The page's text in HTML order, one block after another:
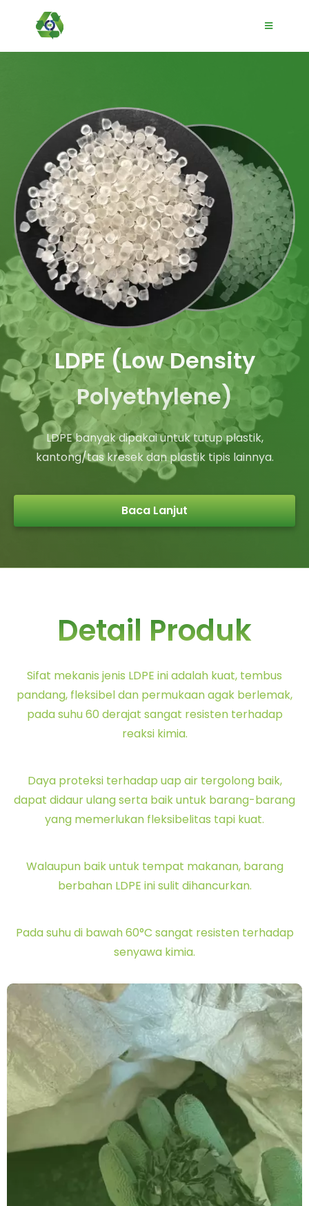
LDPE (Low Density
Polyethylene)
LDPE banyak dipakai untuk tutup plastik,
kantong/tas kresek dan plastik tipis lainnya.
Baca Lanjut
Detail Produk
Sifat mekanis jenis LDPE ini adalah kuat, tembus
pandang, fleksibel dan permukaan agak berlemak,
pada suhu 60 derajat sangat resisten terhadap
reaksi kimia.
Daya proteksi terhadap uap air tergolong baik,
dapat didaur ulang serta baik untuk barang-barang
yang memerlukan fleksibelitas tapi kuat.
Walaupun baik untuk tempat makanan, barang
berbahan LDPE ini sulit dihancurkan.
Pada suhu di bawah 60°C sangat resisten terhadap
senyawa kimia.